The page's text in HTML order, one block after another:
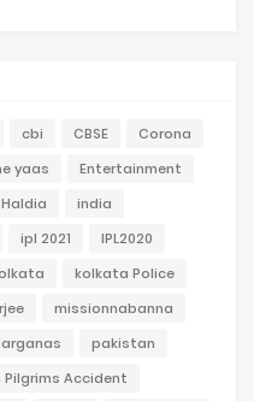
cbi CBSE
Corona
yaas
Entertainment
Haldia
india
ipl 2021
IPL2020
kolkata Police
missionnabanna
pakistan
Pilgrims Accident